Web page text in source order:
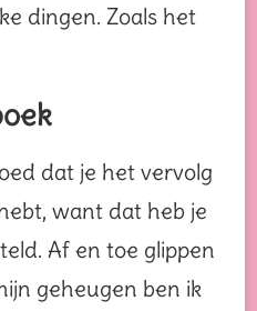
dingen. Zoals het
dat je het vervolg
want dat heb je
Af en toe glippen
geheugen ben ik